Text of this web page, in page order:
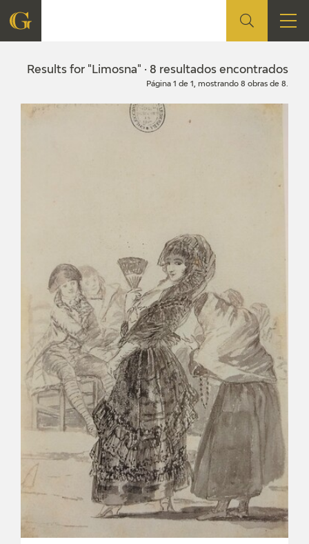
FOUNDATION
EXPOSICIONES
ACTIVIDADES
ACTUALIDAD
FRANCISCO DE GOYA
Results for "Limosna" · 8 resultados encontrados
Página 1 de 1, mostrando 8 obras de 8.